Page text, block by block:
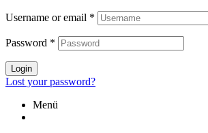
Username or email *
Password *
Login
Lost your password?
Menü